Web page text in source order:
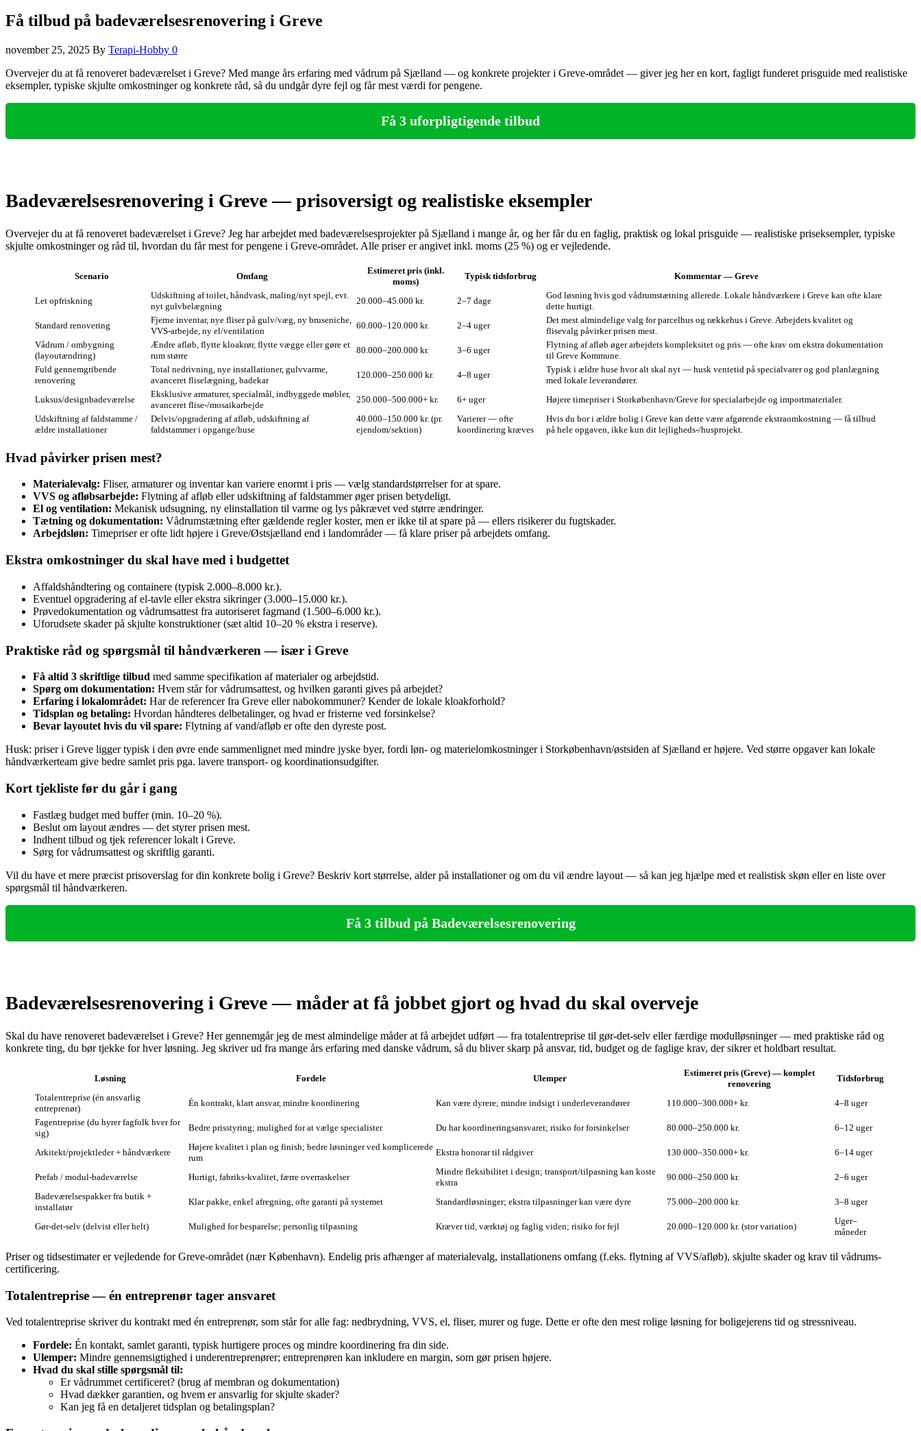
Få tilbud på badeværelsesrenovering i Greve
november 25, 2025 By Terapi-Hobby 0
Overvejer du at få renoveret badeværelset i Greve? Med mange års erfaring med vådrum på Sjælland — og konkrete projekter i Greve‑området — giver jeg her en kort, fagligt funderet prisguide med realistiske
eksempler, typiske skjulte omkostninger og konkrete råd, så du undgår dyre fejl og får mest værdi for pengene.
Få 3 uforpligtigende tilbud
Badeværelsesrenovering i Greve — prisoversigt og realistiske eksempler
Overvejer du at få renoveret badeværelset i Greve? Jeg har arbejdet med badeværelsesprojekter på Sjælland i mange år, og her får du en faglig, praktisk og lokal prisguide — realistiske priseksempler, typiske
skjulte omkostninger og råd til, hvordan du får mest for pengene i Greve-området. Alle priser er angivet inkl. moms (25 %) og er vejledende.
Scenario Omfang
Estimeret pris (inkl.
moms)
Typisk tidsforbrug Kommentar — Greve
Let opfriskning
Udskiftning af toilet, håndvask, maling/nyt spejl, evt.
nyt gulvbelægning
20.000–45.000 kr. 2–7 dage
God løsning hvis god vådrums­tætning allerede. Lokale håndværkere i Greve kan ofte klare
dette hurtigt.
Standard renovering
Fjerne inventar, nye fliser på gulv/væg, ny bruseniche,
VVS-arbejde, ny el/ventilation
60.000–120.000 kr. 2–4 uger
Det mest almindelige valg for parcelhus og rækkehus i Greve. Arbejdets kvalitet og
flisevalg påvirker prisen mest.
Vådrum / ombygning
(layoutændring)
Ændre afløb, flytte kloakrør, flytte vægge eller gøre et
rum større
80.000–200.000 kr. 3–6 uger
Flytning af afløb øger arbejdets kompleksitet og pris — ofte krav om ekstra dokumentation
til Greve Kommune.
Fuld gennemgribende
renovering
Total nedrivning, nye installationer, gulvvarme,
avanceret fliselægning, badekar
120.000–250.000 kr. 4–8 uger
Typisk i ældre huse hvor alt skal nyt — husk ventetid på specialvarer og god planlægning
med lokale leverandører.
Luksus/designbadeværelse
Eksklusive armaturer, specialmål, indbyggede møbler,
avanceret flise-/mosaikarbejde
250.000–500.000+ kr. 6+ uger
Højere timepriser i Storkøbenhavn/Greve for specialarbejde og importmaterialer.
Udskiftning af faldstamme /
ældre installationer
Delvis/opgradering af afløb, udskiftning af
faldstammer i opgange/huse
40.000–150.000 kr. (pr.
ejendom/sektion)
Varierer — ofte
koordinering kræves
Hvis du bor i ældre bolig i Greve kan dette være afgørende ekstraomkostning — få tilbud
på hele opgaven, ikke kun dit lejligheds-/husprojekt.
Hvad påvirker prisen mest?
Materialevalg: Fliser, armaturer og inventar kan variere enormt i pris — vælg standardstørrelser for at spare.
VVS og afløbsarbejde: Flytning af afløb eller udskiftning af faldstammer øger prisen betydeligt.
El og ventilation: Mekanisk udsugning, ny elinstallation til varme og lys påkrævet ved større ændringer.
Tætning og dokumentation: Vådrums­tætning efter gældende regler koster, men er ikke til at spare på — ellers risikerer du fugtskader.
Arbejdsløn: Timepriser er ofte lidt højere i Greve/Østsjælland end i landområder — få klare priser på arbejdets omfang.
Ekstra omkostninger du skal have med i budgettet
Affaldshåndtering og containere (typisk 2.000–8.000 kr.).
Eventuel opgradering af el-tavle eller ekstra sikringer (3.000–15.000 kr.).
Prøvedokumentation og vådrumsattest fra autoriseret fagmand (1.500–6.000 kr.).
Uforudsete skader på skjulte konstruktioner (sæt altid 10–20 % ekstra i reserve).
Praktiske råd og spørgsmål til håndværkeren — især i Greve
Få altid 3 skriftlige tilbud med samme specifikation af materialer og arbejdstid.
Spørg om dokumentation: Hvem står for vådrumsattest, og hvilken garanti gives på arbejdet?
Erfaring i lokalområdet: Har de referencer fra Greve eller nabokommuner? Kender de lokale kloakforhold?
Tidsplan og betaling: Hvordan håndteres delbetalinger, og hvad er fristerne ved forsinkelse?
Bevar layoutet hvis du vil spare: Flytning af vand/afløb er ofte den dyreste post.
Husk: priser i Greve ligger typisk i den øvre ende sammenlignet med mindre jyske byer, fordi løn- og materielomkostninger i Storkøbenhavn/østsiden af Sjælland er højere. Ved større opgaver kan lokale
håndværkerteam give bedre samlet pris pga. lavere transport- og koordinationsudgifter.
Kort tjekliste før du går i gang
Fastlæg budget med buffer (min. 10–20 %).
Beslut om layout ændres — det styrer prisen mest.
Indhent tilbud og tjek referencer lokalt i Greve.
Sørg for vådrumsattest og skriftlig garanti.
Vil du have et mere præcist prisoverslag for din konkrete bolig i Greve? Beskriv kort størrelse, alder på installationer og om du vil ændre layout — så kan jeg hjælpe med et realistisk skøn eller en liste over
spørgsmål til håndværkeren.
Få 3 tilbud på Badeværelsesrenovering
Badeværelsesrenovering i Greve — måder at få jobbet gjort og hvad du skal overveje
Skal du have renoveret badeværelset i Greve? Her gennemgår jeg de mest almindelige måder at få arbejdet udført — fra totalentreprise til gør‑det‑selv eller færdige modulløsninger — med praktiske råd og
konkrete ting, du bør tjekke for hver løsning. Jeg skriver ud fra mange års erfaring med danske vådrum, så du bliver skarp på ansvar, tid, budget og de faglige krav, der sikrer et holdbart resultat.
Løsning Fordele Ulemper
Estimeret pris (Greve) — komplet
renovering
Tidsforbrug
Totalentreprise (én ansvarlig
entreprenør)
Én kontrakt, klart ansvar, mindre koordinering Kan være dyrere; mindre indsigt i underleverandører 110.000–300.000+ kr.
4–8 uger
Fagentreprise (du hyrer fagfolk hver for
sig)
Bedre prisstyring; mulighed for at vælge specialister Du har koordineringsansvaret; risiko for forsinkelser 80.000–250.000 kr. 6–12 uger
Arkitekt/projektleder + håndværkere
Højere kvalitet i plan og finish; bedre løsninger ved komplicerede
rum
Ekstra honorar til rådgiver 130.000–350.000+ kr. 6–14 uger
Prefab / modul‑badeværelse Hurtigt, fabriks‑kvalitet, færre overraskelser
Mindre fleksibilitet i design; transport/tilpasning kan koste
ekstra
90.000–250.000 kr.
2–6 uger
Badeværelsespakker fra butik +
installatør
Klar pakke, enkel afregning, ofte garanti på systemet Standardløsninger; ekstra tilpasninger kan være dyre 75.000–200.000 kr. 3–8 uger
Gør‑det‑selv (delvist eller helt) Mulighed for besparelse; personlig tilpasning Kræver tid, værktøj og faglig viden; risiko for fejl 20.000–120.000 kr. (stor variation)
Uger–
måneder
Priser og tidsestimater er vejledende for Greve‑området (nær København). Endelig pris afhænger af materialevalg, installationens omfang (f.eks. flytning af VVS/afløb), skjulte skader og krav til vådrums­
certificering.
Totalentreprise — én entreprenør tager ansvaret
Ved totalentreprise skriver du kontrakt med én entreprenør, som står for alle fag: nedbrydning, VVS, el, fliser, murer og fuge. Dette er ofte den mest rolige løsning for boligejerens tid og stressniveau.
Fordele: Én kontakt, samlet garanti, typisk hurtigere proces og mindre koordinering fra din side.
Ulemper: Mindre gennemsigtighed i underentreprenører; entreprenøren kan inkludere en margin, som gør prisen højere.
Hvad du skal stille spørgsmål til:
Er vådrummet certificeret? (brug af membran og dokumentation)
Hvad dækker garantien, og hvem er ansvarlig for skjulte skader?
Kan jeg få en detaljeret tidsplan og betalingsplan?